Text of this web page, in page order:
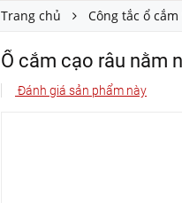
Trang chủ Công tắc ổ
Ổ cắm cạo râu nằm
Đánh giá sản phẩm này